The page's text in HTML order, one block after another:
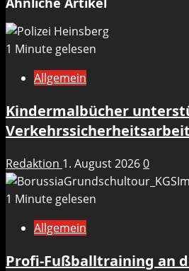
1 Minute gelesen
Allgemein
Kindermalbücher
Redaktion 1. August 20260
1 Minute gelesen
Allgemein
Profi-Fußballtraining an